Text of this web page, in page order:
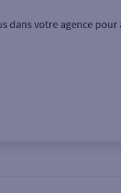
dans votre agence pour